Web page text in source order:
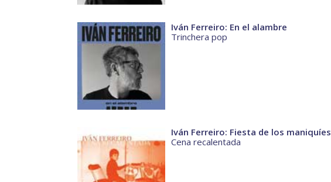
Iván Ferreiro: En el alambre
Trinchera pop
Iván Ferreiro: Fiesta de los maniquíes
Cena recalentada